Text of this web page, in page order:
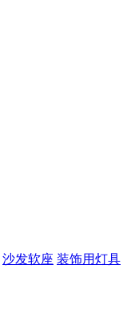
沙发软座 装饰用灯具